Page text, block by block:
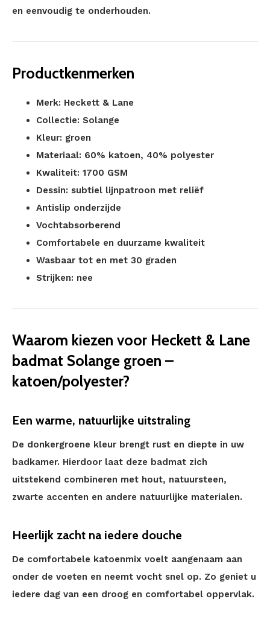
en eenvoudig te onderhouden.
Productkenmerken
Merk: Heckett & Lane
Collectie: Solange
Kleur: groen
Materiaal: 60% katoen, 40% polyester
Kwaliteit: 1700 GSM
Dessin: subtiel lijnpatroon met reliëf
Antislip onderzijde
Vochtabsorberend
Comfortabele en duurzame kwaliteit
Wasbaar tot en met 30 graden
Strijken: nee
Waarom kiezen voor Heckett & Lane
badmat Solange groen –
katoen/polyester?
Een warme, natuurlijke uitstraling
De donkergroene kleur brengt rust en diepte in uw
badkamer. Hierdoor laat deze badmat zich
uitstekend combineren met hout, natuursteen,
zwarte accenten en andere natuurlijke materialen.
Heerlijk zacht na iedere douche
De comfortabele katoenmix voelt aangenaam aan
onder de voeten en neemt vocht snel op. Zo geniet u
iedere dag van een droog en comfortabel oppervlak.